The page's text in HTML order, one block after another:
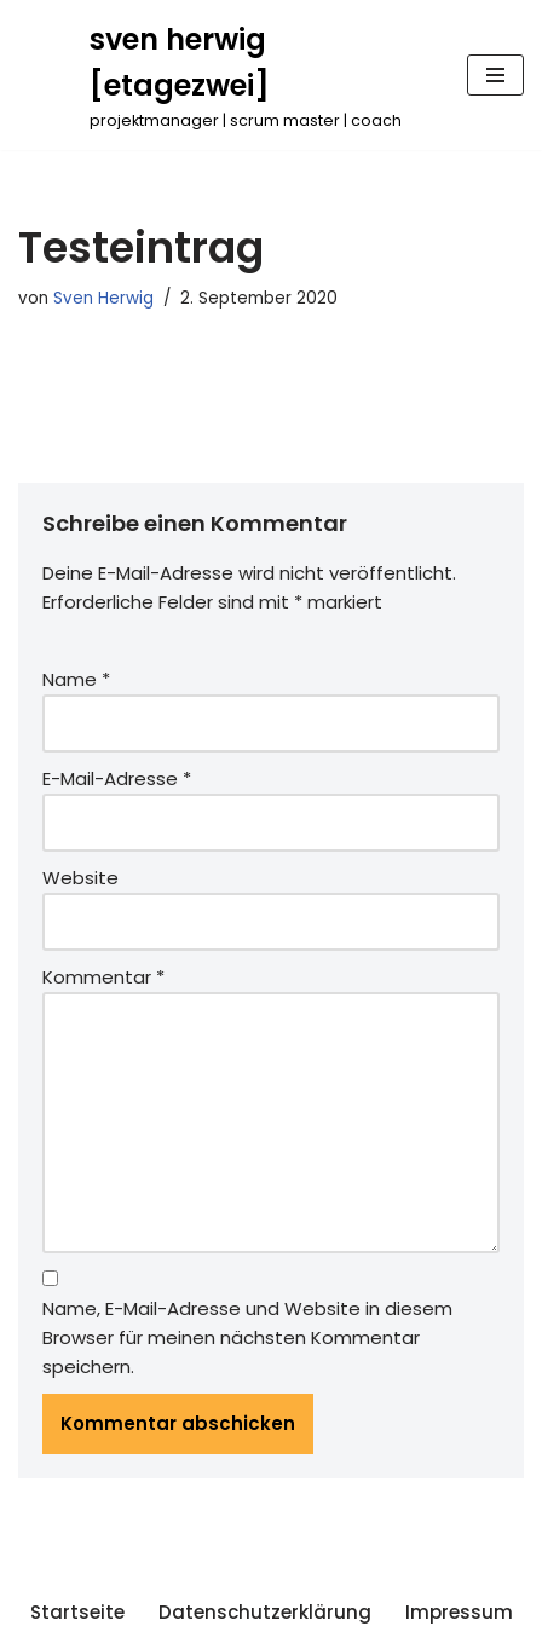
springen
sven herwig
[etagezwei]
projektmanager | scrum master | coach
Testeintrag
von Sven Herwig 2. September 2020
Schreibe einen Kommentar
Deine E-Mail-Adresse wird nicht veröffentlicht.
Erforderliche Felder sind mit *markiert
Name *
E-Mail-Adresse *
Website
Kommentar *
Name, E-Mail-Adresse und Website in diesem
Browser für meinen nächsten Kommentar
speichern.
Startseite Datenschutzerklärung Impressum